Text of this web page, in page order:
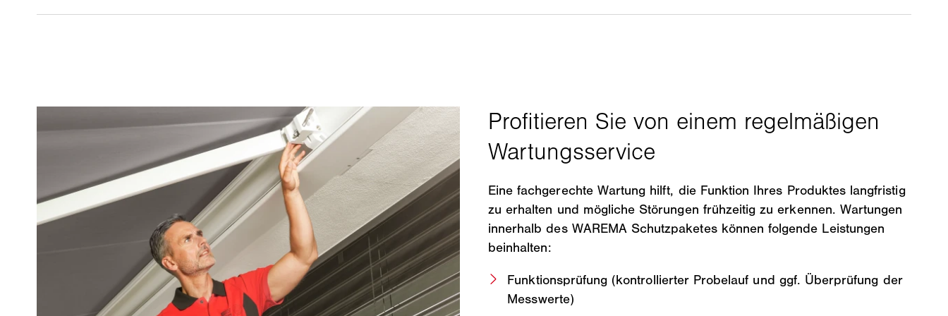
Eine fachgerechte Wartung hilft, die Funktion Ihres Produktes langfristig
zu erhalten und mögliche Störungen frühzeitig zu erkennen. Wartungen
innerhalb des WAREMA Schutzpaketes können folgende Leistungen
beinhalten:
Funktionsprüfung (kontrollierter Probelauf und ggf. Überprüfung der
Messwerte)